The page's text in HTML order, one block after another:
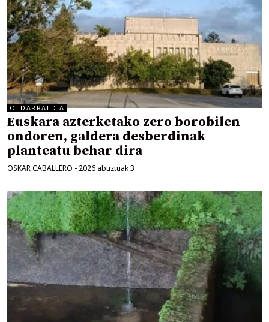
OLDARRALDIA
Euskara azterketako zero borobilen
ondoren, galdera desberdinak
planteatu behar dira
OSKAR CABALLERO - 2026 abuztuak 3